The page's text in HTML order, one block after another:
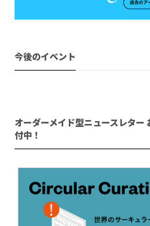
今後のイベント
オーダーメイド型ニュースレター
付中！